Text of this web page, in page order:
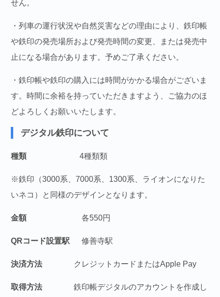
せん。
・列車の運行状況や自然災害などの理由により、鉄印帳
や鉄印の発売場所および発売時間の変更、または発売中
止になる場合があります。予めご了承ください。
・鉄印帳や鉄印の購入には時間がかかる場合がございま
す。時間に余裕を持っていただきますよう、ご協力のほ
どよろしくお願いいたします。
デジタル鉄印について
種類4種類類
※鉄印（3000系、7000系、1300系、ライオンになりた
いネコ）と同様のデザインとなります。
金額各550円
QRコード設置駅修善寺駅
決済方法 クレジットカードまたはApple Pay
取得方法鉄印帳デジタルのアカウントを作成し